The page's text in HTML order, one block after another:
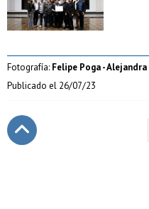
Fotografía: Felipe Poga -
Publicado el 26/07/23